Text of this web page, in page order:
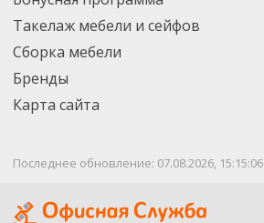
Такелаж мебели и сейфов
Сборка мебели
Бренды
Карта сайта
Последнее обновление: 07.08.2026, 15:15:06